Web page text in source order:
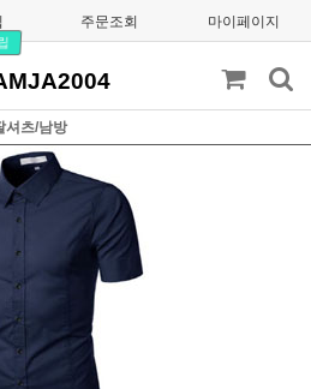
주문조회 마이페이지
셔츠/남방